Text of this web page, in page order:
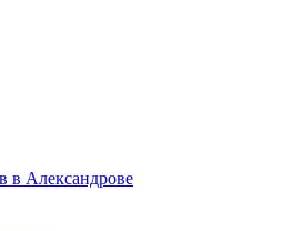
в Александрове